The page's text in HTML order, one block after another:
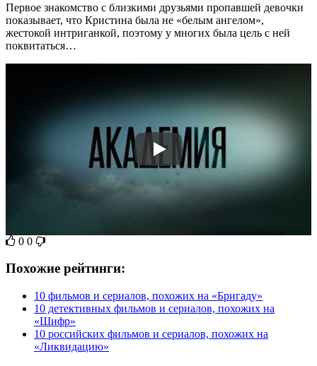
Первое знакомство с близкими друзьями пропавшей девочки
показывает, что Кристина была не «белым ангелом»,
жестокой интриганкой, поэтому у многих была цель с ней
поквитаться…
0 0
Похожие рейтинги:
10 фильмов и сериалов, похожих на «Бригаду»
10 детективных фильмов и сериалов, похожих на
«Шифр»
10 российских фильмов и сериалов, похожих на
«Ликвидацию»